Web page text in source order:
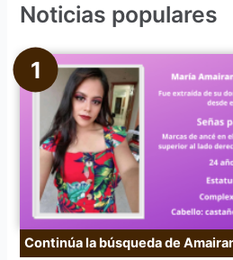
a
o
Noticias populares
Continúa la búsqueda de